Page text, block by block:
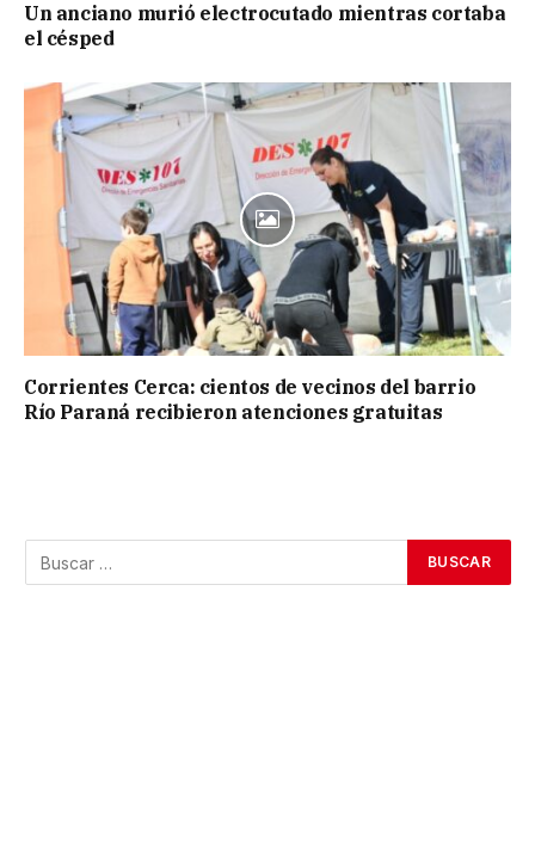
Un anciano murió electrocutado mientras cortaba
el césped
Corrientes Cerca: cientos de vecinos del barrio
Río Paraná recibieron atenciones gratuitas